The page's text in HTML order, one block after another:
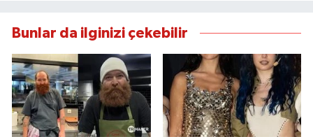
Bunlar da ilginizi çekebilir